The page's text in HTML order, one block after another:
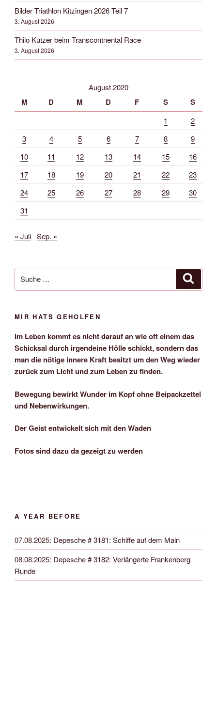
Bilder Triathlon Kitzingen 2026 Teil 7
3. August 2026
Thilo Kutzer beim Transcontnental Race
3. August 2026
August 2020
M D M D F S S
1
2
3
4 5 6 7 8
9
10
11 12 13 14 15
16
17
18 19 20 21 22
23
24
25 26 27 28 29
30
31
« Juli Sep. »
nach:
MIR HATS GEHOLFEN
Im Leben kommt es nicht darauf an wie oft einem das
Schicksal durch irgendeine Hölle schickt, sondern das
man die nötige innere Kraft besitzt um den Weg wieder
zurück zum Licht und zum Leben zu finden.
Bewegung bewirkt Wunder im Kopf ohne Beipackzettel
und Nebenwirkungen.
Der Geist entwickelt sich mit den Waden
Fotos sind dazu da gezeigt zu werden
A YEAR BEFORE
07.08.2025: Depesche # 3181: Schiffe auf dem Main
08.08.2025: Depesche # 3182: Verlängerte Frankenberg
Runde